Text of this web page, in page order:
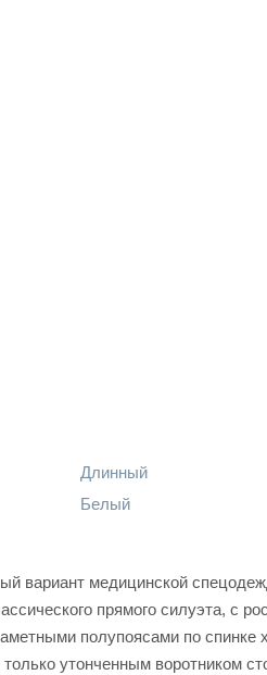
Длинный
Белый
вариант медицинской
прямого силуэта, с
полупоясами по
утонченным воротником